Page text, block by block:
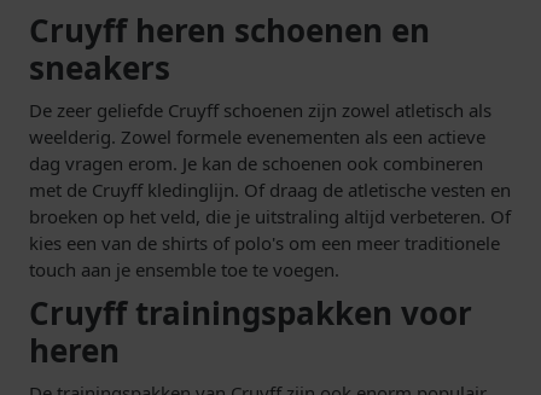
Cruyff heren schoenen en
sneakers
De zeer geliefde Cruyff schoenen zijn zowel atletisch als
weelderig. Zowel formele evenementen als een actieve
dag vragen erom. Je kan de schoenen ook combineren
met de Cruyff kledinglijn. Of draag de atletische vesten en
broeken op het veld, die je uitstraling altijd verbeteren. Of
kies een van de shirts of polo's om een meer traditionele
touch aan je ensemble toe te voegen.
Cruyff trainingspakken voor
heren